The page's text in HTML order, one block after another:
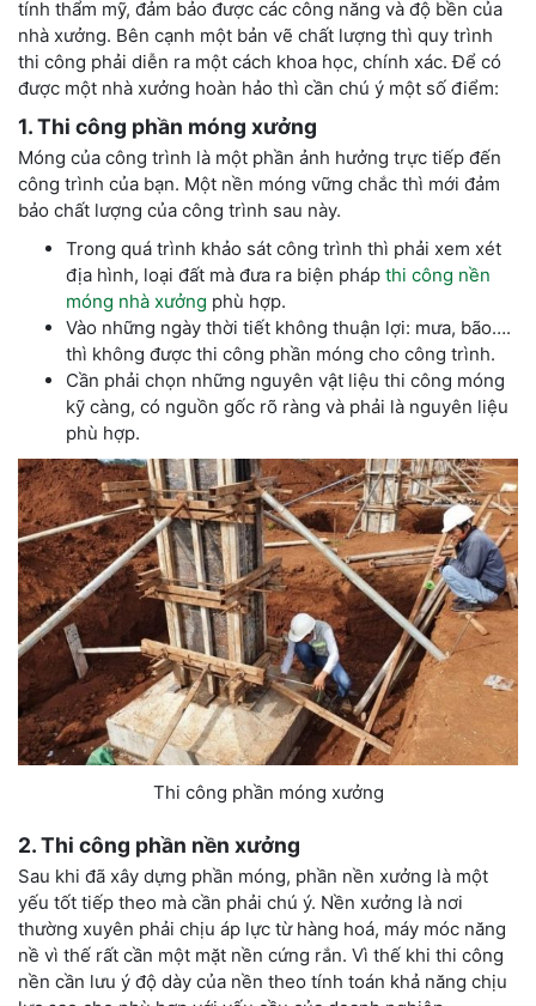
tính thẩm mỹ, đảm bảo được các công năng và độ bền của
nhà xưởng. Bên cạnh một bản vẽ chất lượng thì quy trình
thi công phải diễn ra một cách khoa học, chính xác. Để có
được một nhà xưởng hoàn hảo thì cần chú ý một số điểm:
1.Thi công phần móng xưởng
Móng của công trình là một phần ảnh hưởng trực tiếp đến
công trình của bạn. Một nền móng vững chắc thì mới đảm
bảo chất lượng của công trình sau này.
Trong quá trình khảo sát công trình thì phải xem xét
địa hình, loại đất mà đưa ra biện pháp thi công nền
móng nhà xưởng phù hợp.
Vào những ngày thời tiết không thuận lợi: mưa, bão….
thì không được thi công phần móng cho công trình.
Cần phải chọn những nguyên vật liệu thi công móng
kỹ càng, có nguồn gốc rõ ràng và phải là nguyên liệu
phù hợp.
Thi công phần móng xưởng
2.Thi công phần nền xưởng
Sau khi đã xây dựng phần móng, phần nền xưởng là một
yếu tốt tiếp theo mà cần phải chú ý. Nền xưởng là nơi
thường xuyên phải chịu áp lực từ hàng hoá, máy móc năng
nề vì thế rất cần một mặt nền cứng rắn. Vì thế khi thi công
nền cần lưu ý độ dày của nền theo tính toán khả năng chịu